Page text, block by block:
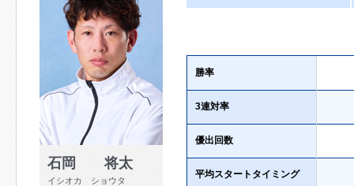
石岡 将太
イシオカ ショウタ
勝率
3連対率
優出回数
平均スタートタイミング